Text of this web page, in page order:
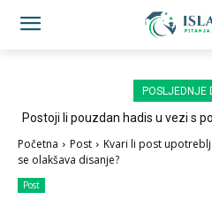
POSLJEDNJE
Postoji li pouzdan hadis u vezi s
Početna Post
Kvari li post
se olakšava disanje?
Post